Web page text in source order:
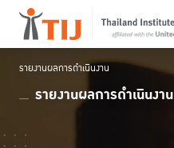
รายงานผลการดำเนินงาน
รายงานผลการดำเนินงาน